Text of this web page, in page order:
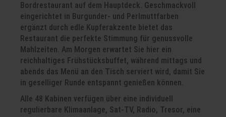
Bordrestaurant auf dem Hauptdeck. Geschmackvoll
eingerichtet in Burgunder- und Perlmuttfarben
ergänzt durch edle Kupferakzente bietet das
Restaurant die perfekte Stimmung für genussvolle
Mahlzeiten. Am Morgen erwartet Sie hier ein
reichhaltiges Frühstücksbuffet, während mittags und
abends das Menü an den Tisch serviert wird, damit Sie
in geselliger Runde entspannt genießen können.
Alle 48 Kabinen verfügen über eine individuell
regulierbare Klimaanlage, Sat-TV, Radio, Tresor, eine